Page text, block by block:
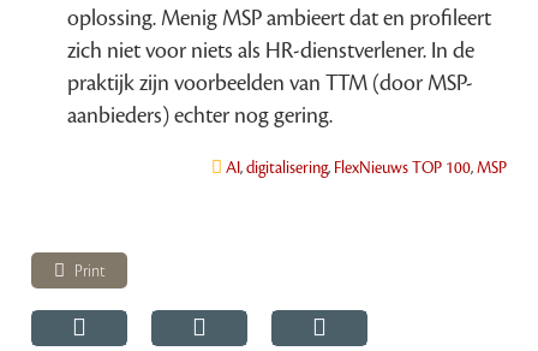
oplossing. Menig MSP ambieert dat en profileert
zich niet voor niets als HR-dienstverlener. In de
praktijk zijn voorbeelden van TTM (door MSP-
aanbieders) echter nog gering.
AI,digitalisering, FlexNieuws TOP 100,MSP
Print